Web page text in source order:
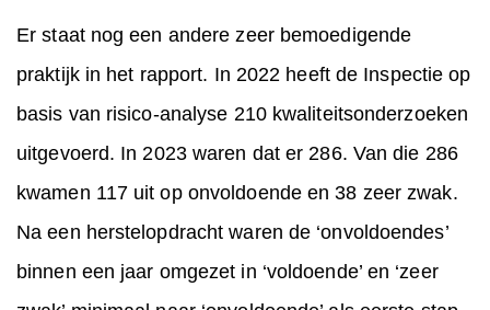
Er staat nog een andere zeer bemoedigende
praktijk in het rapport. In 2022 heeft de Inspectie op
basis van risico-analyse 210 kwaliteitsonderzoeken
uitgevoerd. In 2023 waren dat er 286. Van die 286
kwamen 117 uit op onvoldoende en 38 zeer zwak.
Na een herstelopdracht waren de ‘onvoldoendes’
binnen een jaar omgezet in ‘voldoende’ en ‘zeer